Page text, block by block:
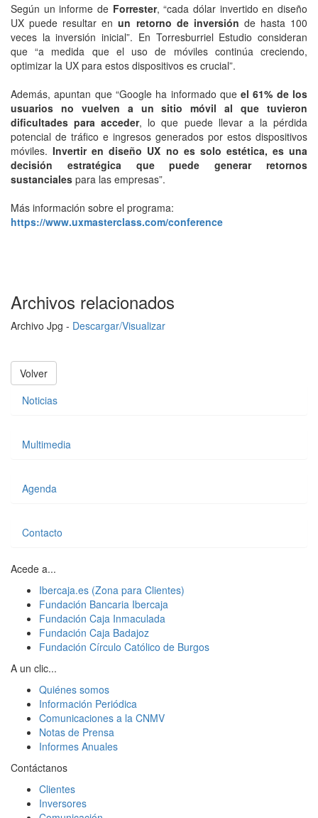
Según un informe de Forrester, “cada dólar invertido en diseño
UX puede resultar enun retorno de inversión de hasta 100
veces la inversión inicial”. En Torresburriel Estudio consideran
que “a medida que el uso de móviles continúa creciendo,
optimizar la UX para estos dispositivos es crucial”.
Además, apuntan que “Google ha informado queel 61% de los
usuarios no vuelven a un sitio móvil al que tuvieron
dificultades para acceder, lo que puede llevar a la pérdida
potencial de tráfico e ingresos generados por estos dispositivos
móviles.Invertir en diseño UX no es solo estética, es una
decisión estratégica que puede generar retornos
sustanciales para las empresas”.
Más información sobre el programa:
https://www.uxmasterclass.com/conference
Archivos relacionados
Archivo Jpg - Descargar/Visualizar
Volver
Noticias
Multimedia
Agenda
Contacto
Acede a...
Ibercaja.es (Zona para Clientes)
Fundación Bancaria Ibercaja
Fundación Caja Inmaculada
Fundación Caja Badajoz
Fundación Círculo Católico de Burgos
A un clic...
Quiénes somos
Información Periódica
Comunicaciones a la CNMV
Notas de Prensa
Informes Anuales
Contáctanos
Clientes
Inversores